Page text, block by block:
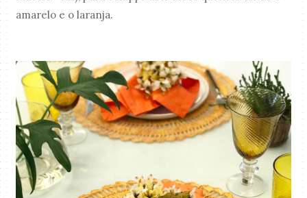
amarelo e o laranja.